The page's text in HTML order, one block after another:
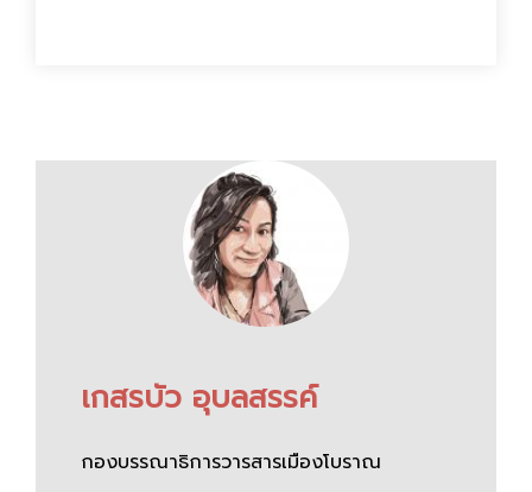
เกสรบัว อุบลสรรค์
กองบรรณาธิการวารสารเมืองโบราณ